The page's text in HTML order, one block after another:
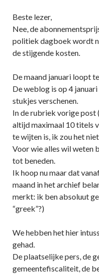
Beste lezer,
Nee, de
politiek dagboek wordt
de stijgende kosten.
De maand januari loopt
De weblog is op 4
stukjes verschenen.
In de rubriek vorige
altijd maximaal 10 titels
te wijten is, ik zou het
Voor wie alles wil weten
tot beneden.
Ik hoop nu maar dat
maand in het archief
merkt: ik ben absoluut
“greek”?)
We hebben het hier
gehad.
De plaatselijke pers, de
gemeentefiscaliteit, de